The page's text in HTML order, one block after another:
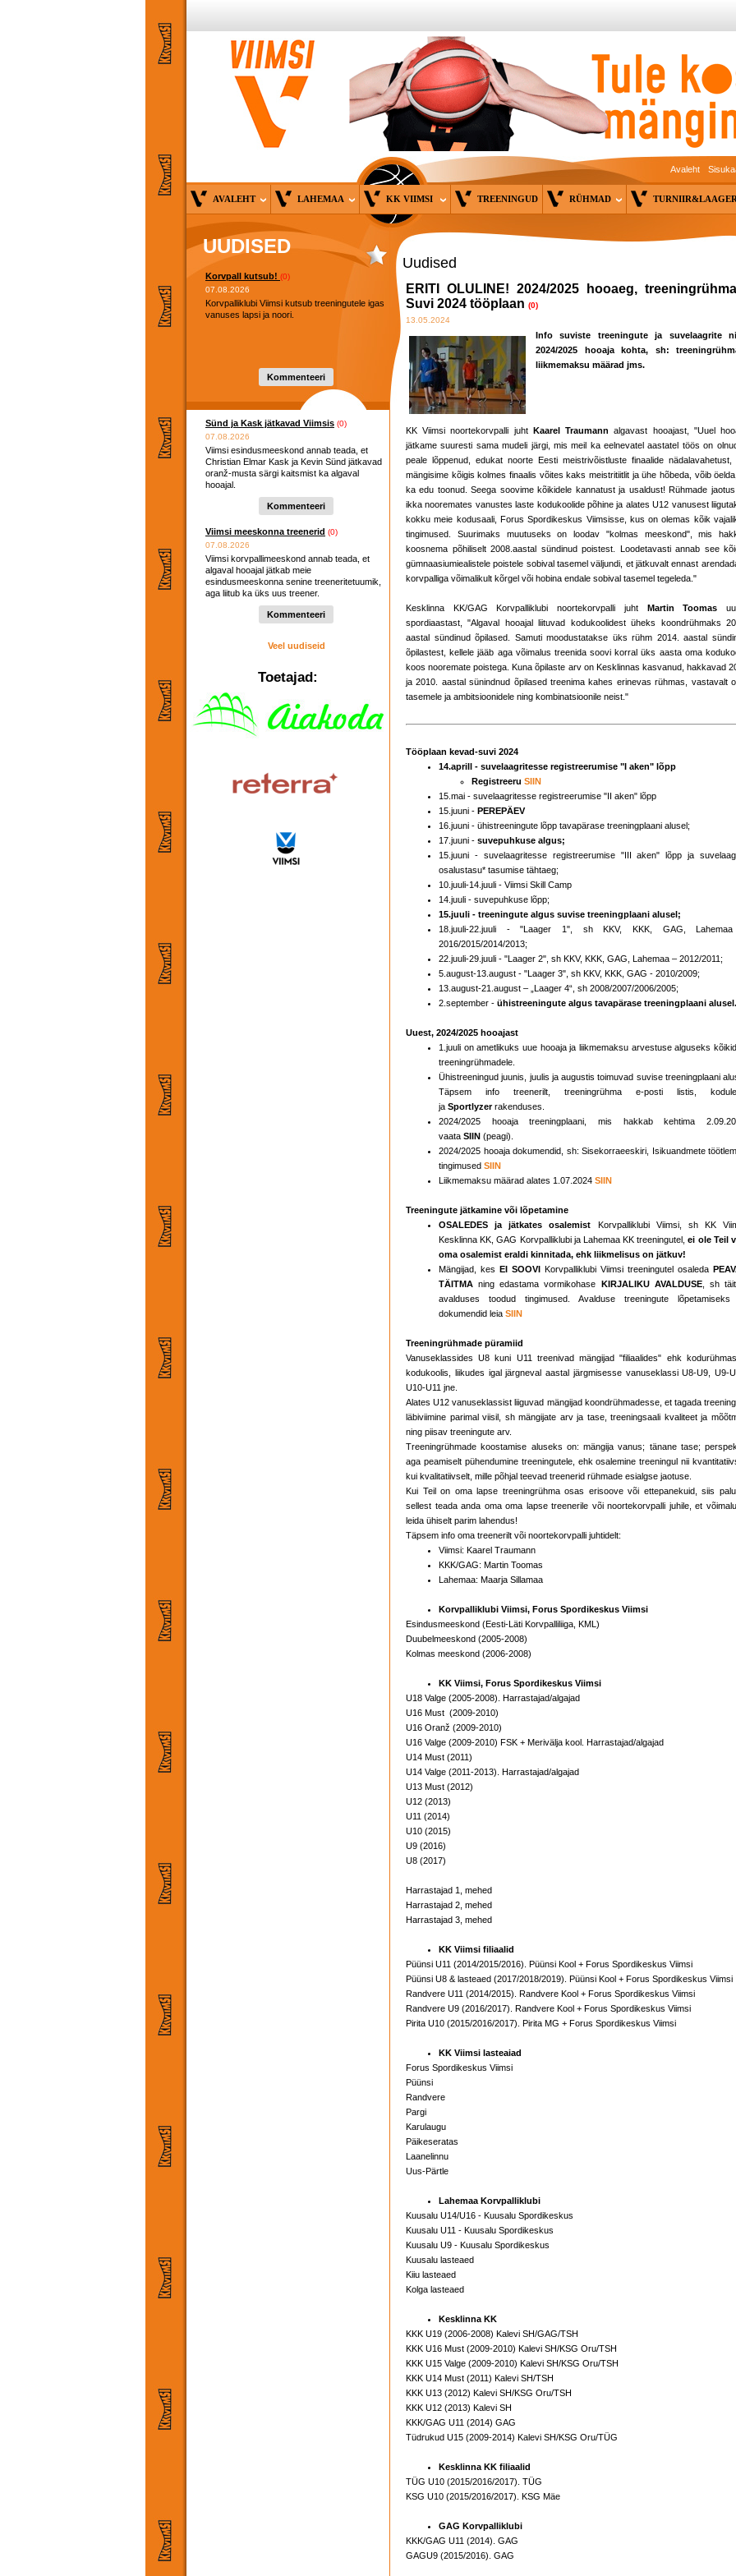
Avaleht
AVALEHT LAHEMAA KK VIIMSI TREENINGUD RÜHMAD
UUDISED
Korvpall kutsub! (0)
07.08.2026
Korvpalliklubi Viimsi kutsub treeningutele igas
vanuses lapsi ja noori.
Kommenteeri
Sünd ja Kask jätkavad Viimsis (0)
07.08.2026
Viimsi esindusmeeskond annab teada, et
Christian Elmar Kask ja Kevin Sünd jätkavad
oranž-musta särgi kaitsmist ka algaval
hooajal.
Kommenteeri
Viimsi meeskonna treenerid (0)
07.08.2026
Viimsi korvpallimeeskond annab teada, et
algaval hooajal jätkab meie
esindusmeeskonna senine treeneritetuumik,
aga liitub ka üks uus treener.
Kommenteeri
Veel uudiseid
Toetajad:
Uudised
ERITI OLULINE! 2024/2025 hooaeg,
Suvi 2024 tööplaan (0)
13.05.2024
Info suviste treeningute ja suvelaagrite
2024/2025 hooaja kohta, sh:
liikmemaksu määrad jms.
KK Viimsi noortekorvpalli juht Kaarel Traumann algavast hooajast, "Uuel
jätkame suuresti sama mudeli järgi, mis meil ka eelnevatel aastatel töös on
peale lõppenud, edukat noorte Eesti meistrivõistluste finaalide nädalavahetust,
mängisime kõigis kolmes finaalis võites kaks meistritiitlit ja ühe hõbeda, võib
ka edu toonud. Seega soovime kõikidele kannatust ja usaldust! Rühmade
ikka nooremates vanustes laste kodukoolide põhine ja alates U12 vanusest
kokku meie kodusaali, Forus Spordikeskus Viimsisse, kus on olemas kõik
tingimused. Suurimaks muutuseks on loodav "kolmas meeskond", mis
koosnema põhiliselt 2008.aastal sündinud poistest. Loodetavasti annab see
gümnaasiumiealistele poistele sobival tasemel väljundi, et jätkuvalt ennast
korvpalliga võimalikult kõrgel või hobina endale sobival tasemel tegeleda."
Kesklinna KK/GAG Korvpalliklubi noortekorvpalli juht Martin Toomas
spordiaastast, "Algaval hooajal liituvad kodukoolidest üheks koondrühmaks
aastal sündinud õpilased. Samuti moodustatakse üks rühm 2014. aastal
õpilastest, kellele jääb aga võimalus treenida soovi korral üks aasta oma
koos nooremate poistega. Kuna õpilaste arv on Kesklinnas kasvanud, hakkavad
ja 2010. aastal sünindnud õpilased treenima kahes erinevas rühmas, vastavalt
tasemele ja ambitsioonidele ning kombinatsioonile neist."
Tööplaan kevad-suvi 2024
14.aprill - suvelaagritesse registreerumise "I aken" lõpp
Registreeru SIIN
15.mai - suvelaagritesse registreerumise "II aken" lõpp
15.juuni - PEREPÄEV
16.juuni - ühistreeningute lõpp tavapärase treeningplaani alusel;
17.juuni - suvepuhkuse algus;
15.juuni - suvelaagritesse registreerumise "III aken" lõpp ja
osalustasu* tasumise tähtaeg;
10.juuli-14.juuli - Viimsi Skill Camp
14.juuli - suvepuhkuse lõpp;
15.juuli - treeningute algus suvise treeningplaani alusel;
18.juuli-22.juuli - "Laager 1", sh KKV, KKK, GAG,
2016/2015/2014/2013;
22.juuli-29.juuli - "Laager 2", sh KKV, KKK, GAG, Lahemaa – 2012/2011;
5.august-13.august - "Laager 3", sh KKV, KKK, GAG - 2010/2009;
13.august-21.august – „Laager 4“, sh 2008/2007/2006/2005;
2.september - ühistreeningute algus tavapärase treeningplaani alusel.
Uuest, 2024/2025 hooajast
1.juuli on ametlikuks uue hooaja ja liikmemaksu arvestuse alguseks
treeningrühmadele.
Ühistreeningud juunis, juulis ja augustis toimuvad suvise treeningplaani
Täpsem info treenerilt, treeningrühma e-posti listis,
ja Sportlyzerrakenduses.
2024/2025 hooaja treeningplaani, mis hakkab kehtima
vaata SIIN (peagi).
2024/2025 hooaja dokumendid, sh: Sisekorraeeskiri, Isikuandmete
tingimused SIIN
Liikmemaksu määrad alates 1.07.2024 SIIN
Treeningute jätkamine või lõpetamine
OSALEDES ja jätkates osalemist Korvpalliklubi Viimsi, sh KK
Kesklinna KK, GAG Korvpalliklubi ja Lahemaa KK treeningutel,ei ole Teil
oma osalemist eraldi kinnitada, ehk liikmelisus on jätkuv!
Mängijad, kes EI SOOVI Korvpalliklubi Viimsi treeningutel osaleda
TÄITMA ning edastama vormikohase KIRJALIKU AVALDUSE, sh
avalduses toodud tingimused. Avalduse treeningute
dokumendid leia SIIN
Treeningrühmade püramiid
Vanuseklassides U8 kuni U11 treenivad mängijad "filiaalides" ehk
kodukoolis, liikudes igal järgneval aastal järgmisesse vanuseklassi U8-U9, U9-
U10-U11 jne.
Alates U12 vanuseklassist liiguvad mängijad koondrühmadesse, et tagada
läbiviimine parimal viisil, sh mängijate arv ja tase, treeningsaali kvaliteet ja
ning piisav treeningute arv.
Treeningrühmade koostamise aluseks on: mängija vanus; tänane tase;
aga peamiselt pühendumine treeningutele, ehk osalemine treeningul nii
kui kvalitatiivselt, mille põhjal teevad treenerid rühmade esialgse jaotuse.
Kui Teil on oma lapse treeningrühma osas erisoove või ettepanekuid, siis
sellest teada anda oma oma lapse treenerile või noortekorvpalli juhile, et
leida ühiselt parim lahendus!
Täpsem info oma treenerilt või noortekorvpalli juhtidelt:
Viimsi: Kaarel Traumann
KKK/GAG: Martin Toomas
Lahemaa: Maarja Sillamaa
Korvpalliklubi Viimsi, Forus Spordikeskus Viimsi
Esindusmeeskond (Eesti-Läti Korvpalliliiga, KML)
Duubelmeeskond (2005-2008)
Kolmas meeskond (2006-2008)
KK Viimsi, Forus Spordikeskus Viimsi
U18 Valge (2005-2008). Harrastajad/algajad
U16 Must (2009-2010)
U16 Oranž (2009-2010)
U16 Valge (2009-2010) FSK + Merivälja kool. Harrastajad/algajad
U14 Must (2011)
U14 Valge (2011-2013). Harrastajad/algajad
U13 Must (2012)
U12 (2013)
U11 (2014)
U10 (2015)
U9 (2016)
U8 (2017)
Harrastajad 1, mehed
Harrastajad 2, mehed
Harrastajad 3, mehed
KK Viimsi filiaalid
Püünsi U11 (2014/2015/2016). Püünsi Kool + Forus Spordikeskus Viimsi
Püünsi U8 & lasteaed (2017/2018/2019). Püünsi Kool + Forus Spordikeskus Viimsi
Randvere U11 (2014/2015). Randvere Kool + Forus Spordikeskus Viimsi
Randvere U9 (2016/2017). Randvere Kool + Forus Spordikeskus Viimsi
Pirita U10 (2015/2016/2017). Pirita MG + Forus Spordikeskus Viimsi
KK Viimsi lasteaiad
Forus Spordikeskus Viimsi
Püünsi
Randvere
Pargi
Karulaugu
Päikeseratas
Laanelinnu
Uus-Pärtle
Lahemaa Korvpalliklubi
Kuusalu U14/U16 - Kuusalu Spordikeskus
Kuusalu U11 - Kuusalu Spordikeskus
Kuusalu U9 - Kuusalu Spordikeskus
Kuusalu lasteaed
Kiiu lasteaed
Kolga lasteaed
Kesklinna KK
KKK U19 (2006-2008) Kalevi SH/GAG/TSH
KKK U16 Must (2009-2010) Kalevi SH/KSG Oru/TSH
KKK U15 Valge (2009-2010) Kalevi SH/KSG Oru/TSH
KKK U14 Must (2011) Kalevi SH/TSH
KKK U13 (2012) Kalevi SH/KSG Oru/TSH
KKK U12 (2013) Kalevi SH
KKK/GAG U11 (2014) GAG
Tüdrukud U15 (2009-2014) Kalevi SH/KSG Oru/TÜG
Kesklinna KK filiaalid
TÜG U10 (2015/2016/2017). TÜG
KSG U10 (2015/2016/2017). KSG Mäe
GAG Korvpalliklubi
KKK/GAG U11 (2014). GAG
GAGU9 (2015/2016). GAG